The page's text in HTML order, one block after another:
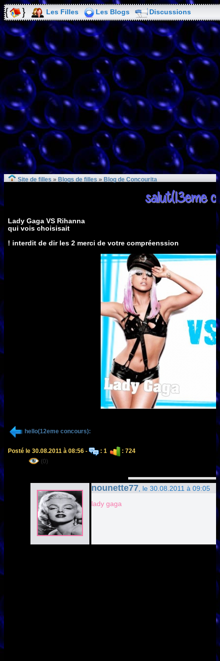
Les Filles Les Blogs Discussions
Site de filles » Blogs de filles » Blog de Concourita
salut(13eme
Lady Gaga VS Rihanna
qui vois choisisait
! interdit de dir les 2 merci de votre compréenssion
hello(12eme concours):
Posté le 30.08.2011 à 08:56 - : 1
: 724
(0)
nounette77 , le 30.08.2011 à 09:05
lady gaga